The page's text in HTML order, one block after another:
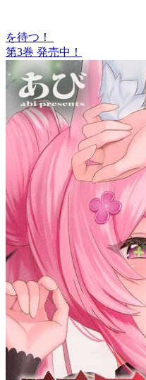
を待つ！
第3巻 発売中！